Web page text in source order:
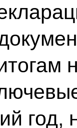
год,